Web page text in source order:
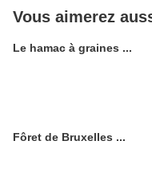
Vous aimerez
Le hamac à graines ...
Fôret de Bruxelles ...